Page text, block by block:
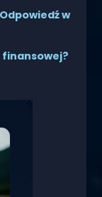
w
finansowej?